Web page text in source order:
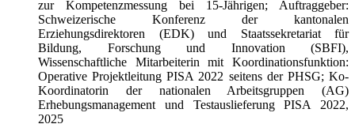
zur Kompetenzmessung bei 15-Jährigen; Auftraggeber:
Schweizerische Konferenz der kantonalen
Erziehungsdirektoren (EDK) und Staatssekretariat für
Bildung, Forschung und Innovation (SBFI),
Wissenschaftliche Mitarbeiterin mit Koordinationsfunktion:
Operative Projektleitung PISA 2022 seitens der PHSG; Ko-
Koordinatorin der nationalen Arbeitsgruppen (AG)
Erhebungsmanagement und Testauslieferung PISA 2022,
2025